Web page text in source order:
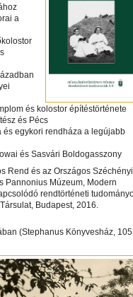
a
és kolostor építéstörténete
és Pécs
és egykori rendháza a legújabb
és Sasvári Boldogasszony
Rend és az Országos Széchényi
Pannonius Múzeum, Modern
rendtörténeti
Budapest, 2016.
(Stephanus Könyvesház,